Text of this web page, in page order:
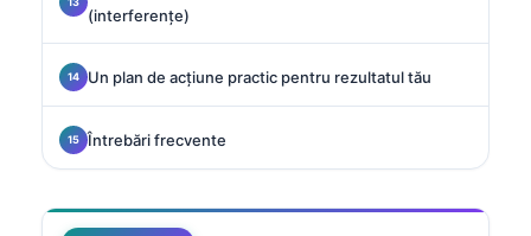
(interferențe)
Un plan de acțiune practic pentru rezultatul tău
Întrebări frecvente